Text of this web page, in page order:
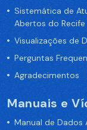
Sistemática de
Abertos do Recife
Visualizações de
Perguntas
Agradecimentos
Manuais e
Manual de Dados